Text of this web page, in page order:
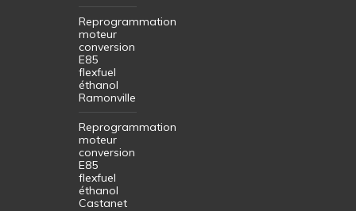
Reprogrammation
moteur
conversion
E85
flexfuel
éthanol
Ramonville
Reprogrammation
moteur
conversion
E85
flexfuel
éthanol
Castanet